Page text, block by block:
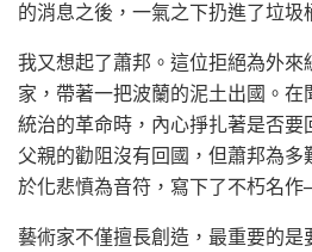
的消息之後，一氣之下扔進了垃圾
我又想起了蕭邦。這位拒絕為外來
家，帶著一把波蘭的泥土出國。
統治的革命時，內心掙扎著是否要
父親的勸阻沒有回國，但蕭邦為
於化悲憤為音符，寫下了不朽名作
藝術家不僅擅長創造，最重要的是